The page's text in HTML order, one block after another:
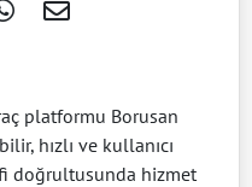
platformu Borusan
hızlı ve kullanıcı
doğrultusunda hizmet